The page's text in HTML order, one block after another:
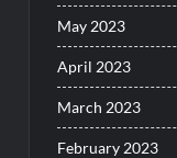
May 2023
April 2023
March 2023
February 2023